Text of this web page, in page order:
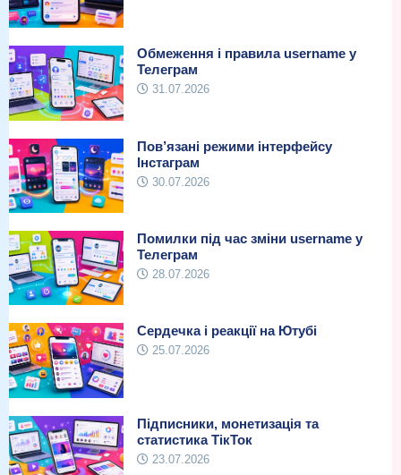
Обмеження і правила username у
Телеграм
31.07.2026
Пов’язані режими інтерфейсу
Інстаграм
30.07.2026
Помилки під час зміни username у
Телеграм
28.07.2026
Сердечка і реакції на Ютубі
25.07.2026
Підписники, монетизація та
статистика ТікТок
23.07.2026